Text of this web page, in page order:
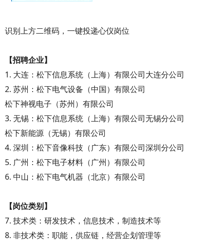
识别上方二维码，一键投递心仪岗位
【招聘企业】
1. 大连：松下信息系统（上海）有限公司大连分公司
2. 苏州：松下电气设备（中国）有限公司
松下神视电子（苏州）有限公司
3. 无锡：松下信息系统（上海）有限公司无锡分公司
松下新能源（无锡）有限公司
4. 深圳：松下音像科技（广东）有限公司深圳分公司
5. 广州：松下电子材料（广州）有限公司
6. 中山：松下电气机器（北京）有限公司
【岗位类别】
7. 技术类：研发技术，信息技术，制造技术等
8. 非技术类：职能，供应链，经营企划管理等